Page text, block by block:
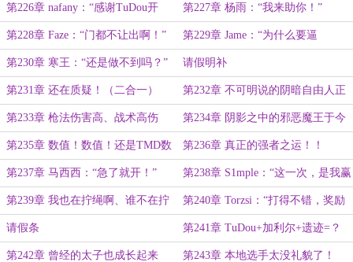
缝都有它的作用！
第226章 nafany：“感谢TuDou开
源！”
第227章 杨雨：“我来助你！”
第228章 Faze：“门都不让出啊！” 第229章 Jame：“为什么要逼
我！”（二合一大章）
第230章 寒王：“还是做不到吗？” 请假明补
第231章 还在质疑！（二合一） 第232章 不可明说的阴暗自由人正
在向A2楼逼近
第233章 枪法伤害高、战术高伤
害！丢出烟雾弹
第234章 阴影之中的邪恶魔王于今
日抵达炼狱小镇！
第235章 数值！数值！还是TMD数
值！
第236章 真正的强者之运！！
第237章 马西西：“急了就开！” 第238章 S1mple：“这一次，是我赢
了！”
第239章 我也在拧绳啊、谁不在拧
绳！
第240章 Torzsi：“打得不错，奖励
一个猎鹰！”
请假条 第241章 TuDou+加利尔+遗迹=？
第242章 曾经的太子也成长起来 第243章 本地选手太没礼貌了！